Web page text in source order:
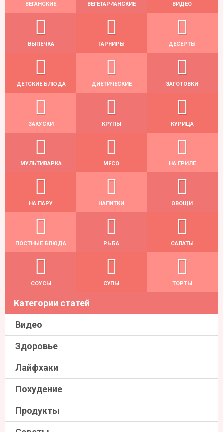
ВЕГАНСКИЕ ВЕГЕТАРИАНСКИЕ ВИДЕО
ВЫПЕЧКА ГАРНИРЫ ДЕСЕРТЫ
ДЕТСКИЕ БЛЮДА ДИЕТИЧЕСКИЕ ЗАГОТОВКИ
ЗАКУСКИ КРУПЫ КУРИЦА
МУЛЬТИВАРКА МЯСО НА ГРИЛЕ
НА ПАРУ НАПИТКИ ОВОЩИ
ПОСТНЫЕ БЛЮДА РЫБА САЛАТЫ
СОУСЫ СУПЫ ТОРТЫ
Категории статей
Видео
Здоровье
Лайфхаки
Похудение
Продукты